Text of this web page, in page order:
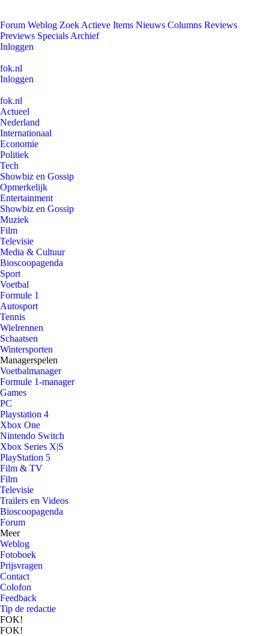
Forum Weblog Zoek Actieve Items Nieuws Columns Reviews
Previews Specials Archief
Inloggen
fok.nl
Inloggen
fok.nl
Actueel
Nederland
Internationaal
Economie
Politiek
Tech
Showbiz en Gossip
Opmerkelijk
Entertainment
Showbiz en Gossip
Muziek
Film
Televisie
Media & Cultuur
Bioscoopagenda
Sport
Voetbal
Formule 1
Autosport
Tennis
Wielrennen
Schaatsen
Wintersporten
Managerspelen
Voetbalmanager
Formule 1-manager
Games
PC
Playstation 4
Xbox One
Nintendo Switch
Xbox Series X|S
PlayStation 5
Film & TV
Film
Televisie
Trailers en Videos
Bioscoopagenda
Forum
Meer
Weblog
Fotoboek
Prijsvragen
Contact
Colofon
Feedback
Tip de redactie
FOK!
FOK!